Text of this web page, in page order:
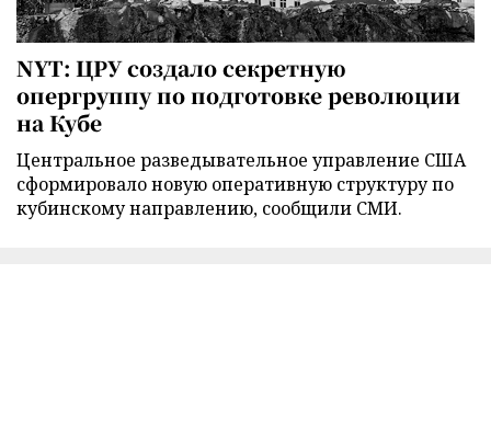
NYT: ЦРУ создало секретную
опергруппу по подготовке революции
на Кубе
Центральное разведывательное управление США
сформировало новую оперативную структуру по
кубинскому направлению, сообщили СМИ.